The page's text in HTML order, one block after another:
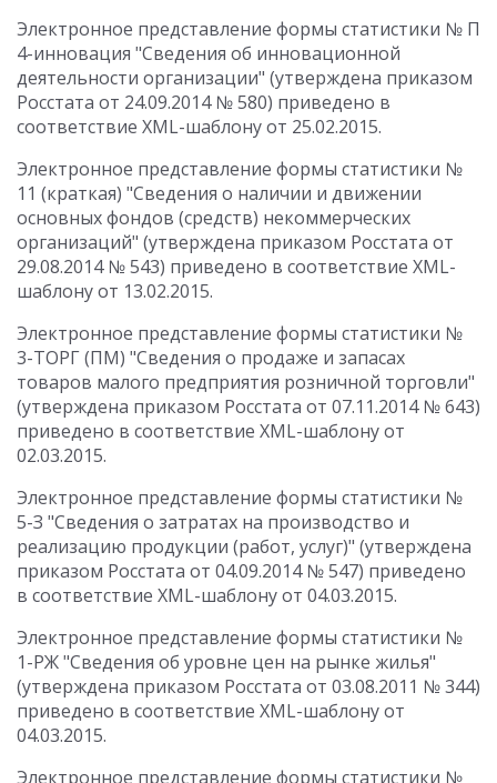
Электронное представление формы статистики № П
4-инновация "Сведения об инновационной
деятельности организации" (утверждена приказом
Росстата от 24.09.2014 № 580) приведено в
соответствие XML-шаблону от 25.02.2015.
Электронное представление формы статистики №
11 (краткая) "Сведения о наличии и движении
основных фондов (средств) некоммерческих
организаций" (утверждена приказом Росстата от
29.08.2014 № 543) приведено в соответствие XML-
шаблону от 13.02.2015.
Электронное представление формы статистики №
3-ТОРГ (ПМ) "Сведения о продаже и запасах
товаров малого предприятия розничной торговли"
(утверждена приказом Росстата от 07.11.2014 № 643)
приведено в соответствие XML-шаблону от
02.03.2015.
Электронное представление формы статистики №
5-З "Сведения о затратах на производство и
реализацию продукции (работ, услуг)" (утверждена
приказом Росстата от 04.09.2014 № 547) приведено
в соответствие XML-шаблону от 04.03.2015.
Электронное представление формы статистики №
1-РЖ "Сведения об уровне цен на рынке жилья"
(утверждена приказом Росстата от 03.08.2011 № 344)
приведено в соответствие XML-шаблону от
04.03.2015.
Электронное представление формы статистики №